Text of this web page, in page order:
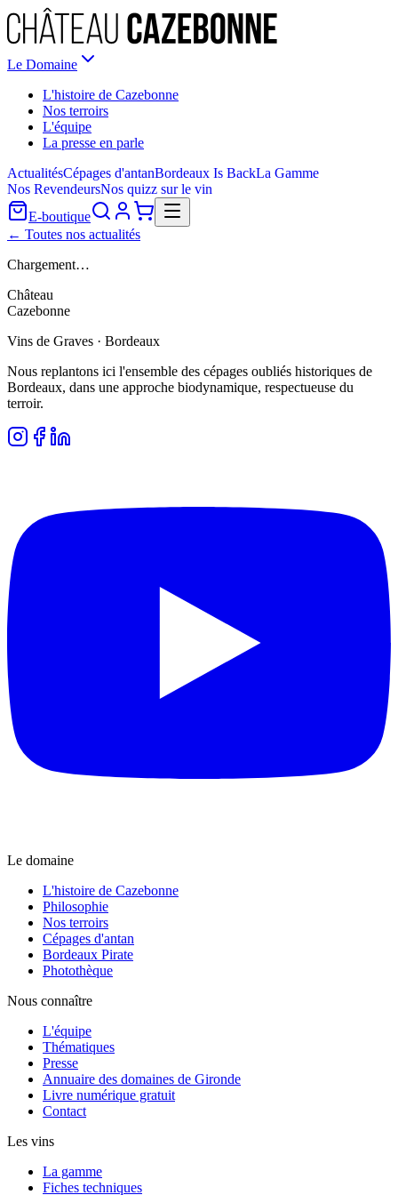
Le Domaine
L'histoire de Cazebonne
Nos terroirs
L'équipe
La presse en parle
ActualitésCépages d'antanBordeaux Is BackLa Gamme
Nos RevendeursNos quizz sur le vin
E-boutique
← Toutes nos actualités
Chargement…
Château
Cazebonne
Vins de Graves · Bordeaux
Nous replantons ici l'ensemble des cépages oubliés historiques de
Bordeaux, dans une approche biodynamique, respectueuse du
terroir.
Le domaine
L'histoire de Cazebonne
Philosophie
Nos terroirs
Cépages d'antan
Bordeaux Pirate
Photothèque
Nous connaître
L'équipe
Thématiques
Presse
Annuaire des domaines de Gironde
Livre numérique gratuit
Contact
Les vins
La gamme
Fiches techniques